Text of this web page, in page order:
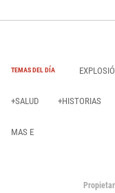
TEMAS DEL DÍA
+SALUD +HISTORIAS
MAS E